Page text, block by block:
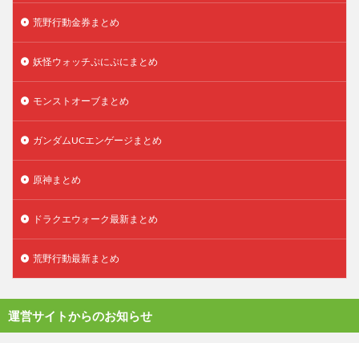
荒野行動金券まとめ
妖怪ウォッチぷにぷにまとめ
モンストオーブまとめ
ガンダムUCエンゲージまとめ
原神まとめ
ドラクエウォーク最新まとめ
荒野行動最新まとめ
運営サイトからのお知らせ